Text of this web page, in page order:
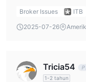
methods leaves me
and whether there
get more
Broker Issues ITB
2025-07-26
Tricia54
1-2 tahun